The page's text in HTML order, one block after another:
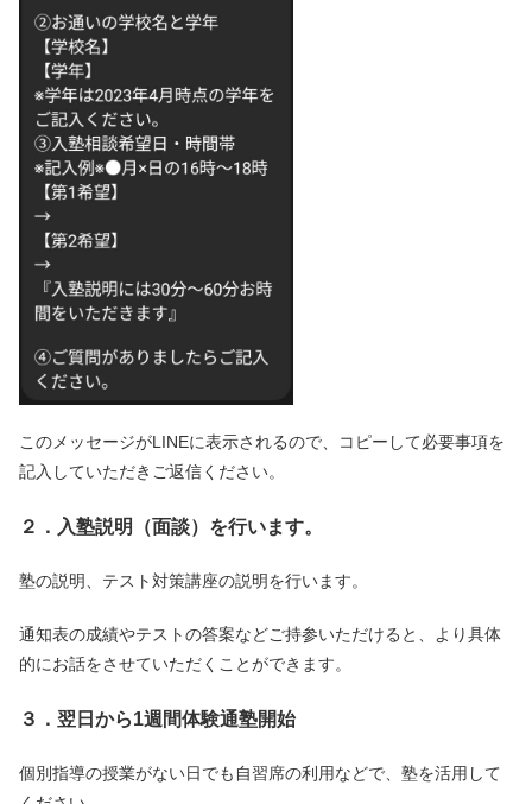
このメッセージがLINEに表示されるので、コピーして必要事項を
記入していただきご返信ください。
２．入塾説明（面談）を行います。
塾の説明、テスト対策講座の説明を行います。
通知表の成績やテストの答案などご持参いただけると、より具体
的にお話をさせていただくことができます。
３．翌日から1週間体験通塾開始
個別指導の授業がない日でも自習席の利用などで、塾を活用して